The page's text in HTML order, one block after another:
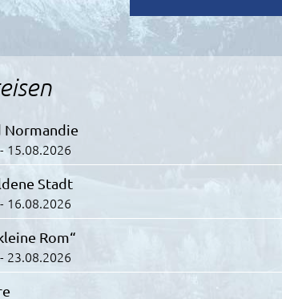
Normandie
15.08.2026
Stadt
16.08.2026
Rom“
23.08.2026